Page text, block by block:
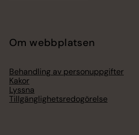
Om webbplatsen
Behandling av personuppgifter
Kakor
Lyssna
Tillgänglighetsredogörelse